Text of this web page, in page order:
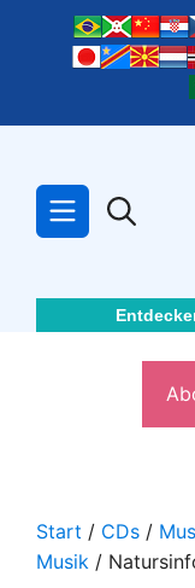
springen
Start / CDs /
Musik /